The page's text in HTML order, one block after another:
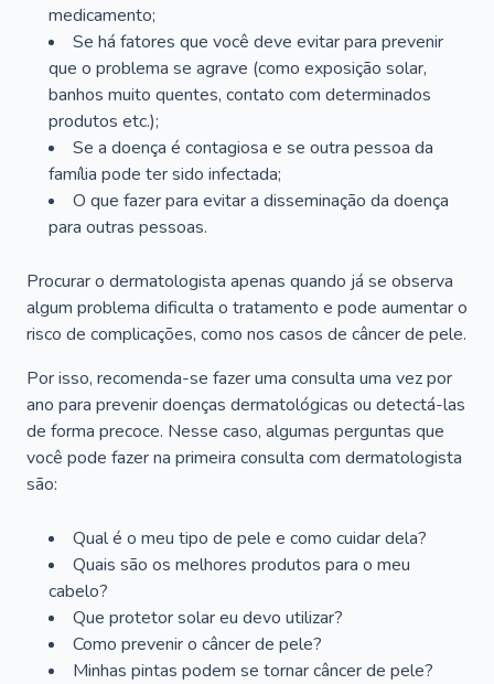
medicamento;
Se há fatores que você deve evitar para prevenir
que o problema se agrave (como exposição solar,
banhos muito quentes, contato com determinados
produtos etc.);
Se a doença é contagiosa e se outra pessoa da
família pode ter sido infectada;
O que fazer para evitar a disseminação da doença
para outras pessoas.
Procurar o dermatologista apenas quando já se observa
algum problema dificulta o tratamento e pode aumentar o
risco de complicações, como nos casos de câncer de pele.
Por isso, recomenda-se fazer uma consulta uma vez por
ano para prevenir doenças dermatológicas ou detectá-las
de forma precoce. Nesse caso, algumas perguntas que
você pode fazer na primeira consulta com dermatologista
são:
Qual é o meu tipo de pele e como cuidar dela?
Quais são os melhores produtos para o meu
cabelo?
Que protetor solar eu devo utilizar?
Como prevenir o câncer de pele?
Minhas pintas podem se tornar câncer de pele?